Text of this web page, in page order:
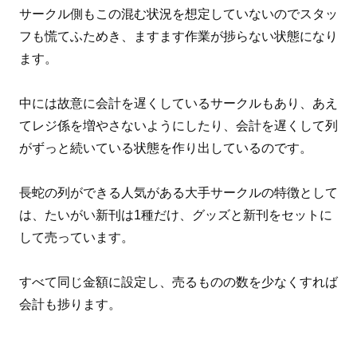
サークル側もこの混む状況を想定していないのでスタッ
フも慌てふためき、ますます作業が捗らない状態になり
ます。
中には故意に会計を遅くしているサークルもあり、あえ
てレジ係を増やさないようにしたり、会計を遅くして列
がずっと続いている状態を作り出しているのです。
長蛇の列ができる人気がある大手サークルの特徴として
は、たいがい新刊は1種だけ、グッズと新刊をセットに
して売っています。
すべて同じ金額に設定し、売るものの数を少なくすれば
会計も捗ります。